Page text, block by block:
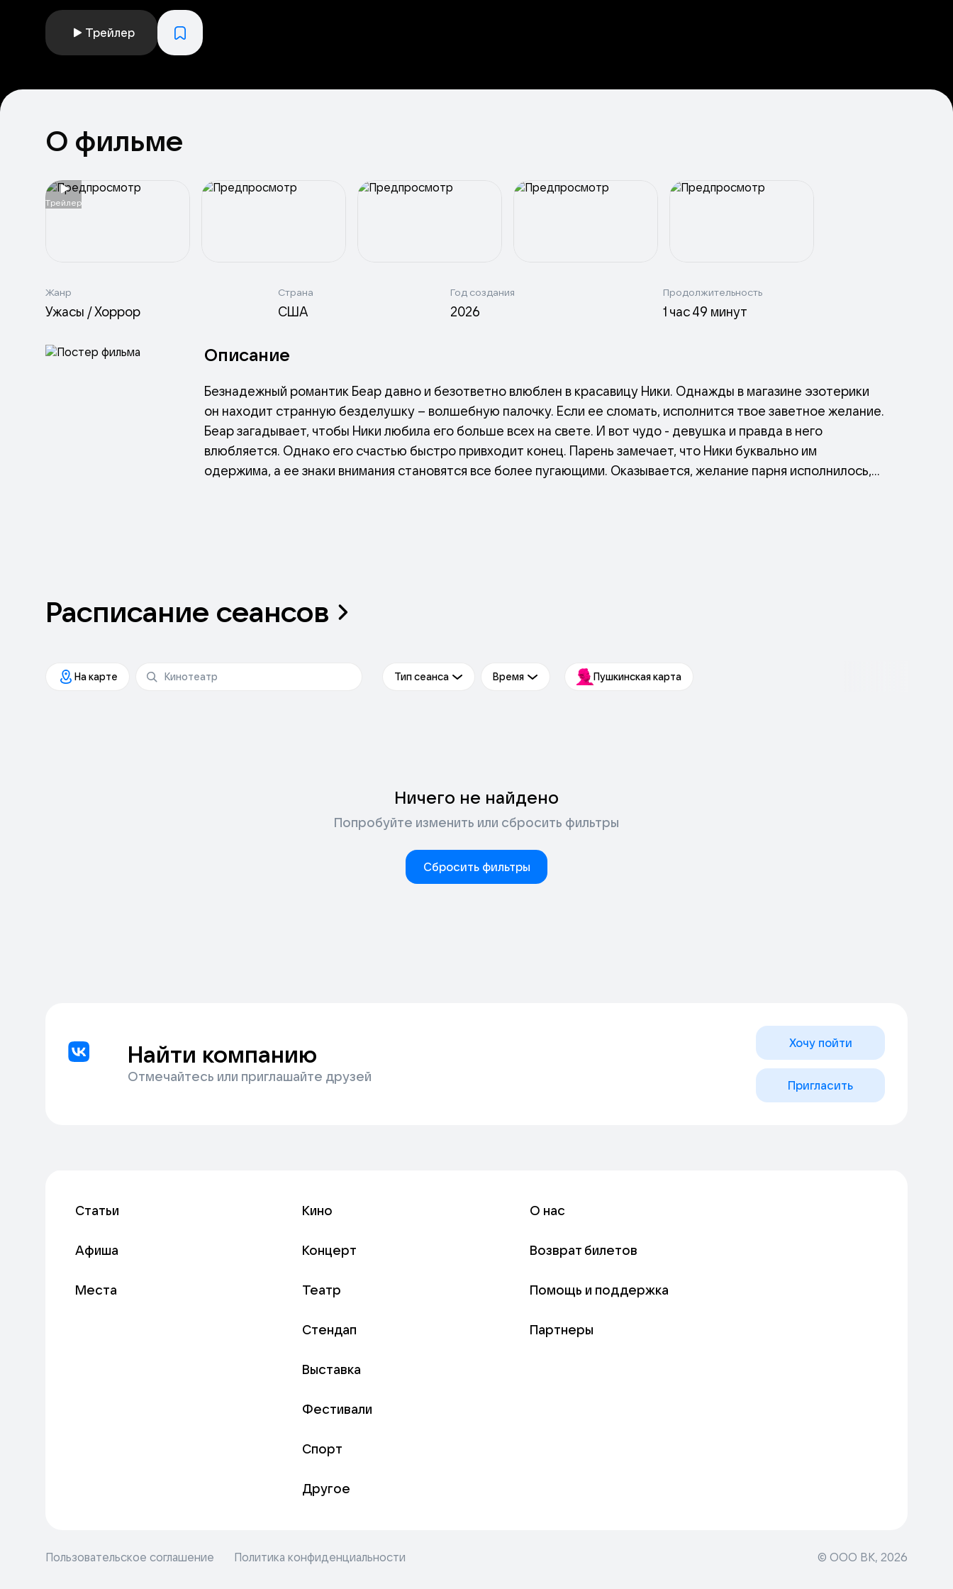
Трейлер
О фильме
Tрейлер
Жанр
Ужасы / Хоррор
Страна
США
Год создания
2026
Продолжительность
1 час 49 минут
Описание
Безнадежный романтик Беар давно и безответно влюблен в красавицу Ники. Однажды в магазине эзотерики
он находит странную безделушку – волшебную палочку. Если ее сломать, исполнится твое заветное желание.
Беар загадывает, чтобы Ники любила его больше всех на свете. И вот чудо - девушка и правда в него
влюбляется. Однако его счастью быстро привходит конец. Парень замечает, что Ники буквально им
одержима, а ее знаки внимания становятся все более пугающими. Оказывается, желание парня исполнилось,
Расписание сеансов
На карте Тип сеанса Время Пушкинская карта
Ничего не найдено
Попробуйте изменить или сбросить фильтры
Сбросить фильтры
Найти компанию
Отмечайтесь или приглашайте друзей
Хочу пойти
Пригласить
Статьи
Афиша
Места
Кино
Концерт
Театр
Стендап
Выставка
Фестивали
Спорт
Другое
О нас
Возврат билетов
Помощь и поддержка
Партнеры
Пользовательское соглашение Политика конфиденциальности © ООО ВК, 2026